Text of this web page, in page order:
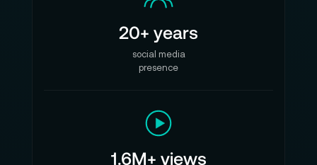
20+ years
social media
presence
1.6M+ views